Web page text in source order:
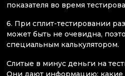
показателя во время
6. При сплит-тестировании
может быть не очевидна,
специальным калькулятором.
Слитые в минус деньги на
Они дают информацию: какие